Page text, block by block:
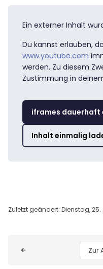
Ein externer Inhalt
Du kannst erlauben,
www.youtube.com
werden. Zu diesem
Zustimmung in
iframes dauerhaft
Inhalt einmalig
Zuletzt geändert: Dienstag, 25.
Zur